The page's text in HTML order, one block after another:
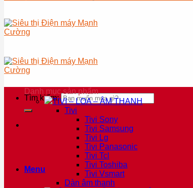
Tìm kiếm:
Menu
Danh mục sản phẩm
TIVI – LOA – ÂM THANH
Tivi
Tivi Sony
Tivi Samsung
Tivi Lg
Tivi Panasonic
Tivi Tcl
Tivi Toshiba
Tivi Vsmart
Dàn âm thanh